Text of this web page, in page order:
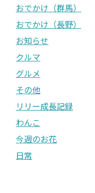
おでかけ（群馬）
おでかけ（長野）
お知らせ
クルマ
グルメ
その他
リリー成長記録
わんこ
今週のお花
日常